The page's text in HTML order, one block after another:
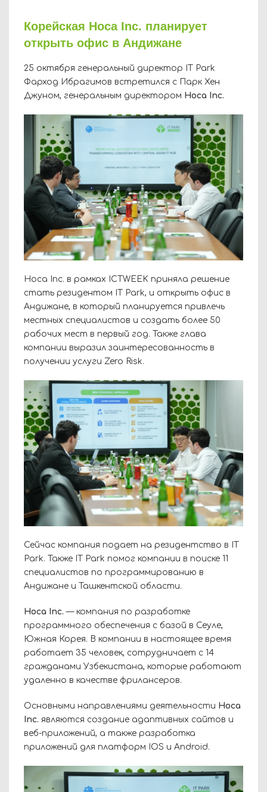
Корейская Hoca Inc. планирует
открыть офис в Андижане
25 октября генеральный директор IT Park
Фарход Ибрагимов встретился с Парк Хен
Джуном, генеральным директором Hoca Inc.
Hoca Inc. в рамках ICTWEEK приняла решение
стать резидентом IT Park, и открыть офис в
Андижане, в который планируется привлечь
местных специалистов и создать более 50
рабочих мест в первый год. Также глава
компании выразил заинтересованность в
получении услуги Zero Risk.
Сейчас компания подает на резидентство в IT
Park. Также IT Park помог компании в поиске 11
специалистов по программированию в
Андижане и Ташкентской области.
Hoca Inc. — компания по разработке
программного обеспечения с базой в Сеуле,
Южная Корея. В компании в настоящее время
работает 35 человек, сотрудничает с 14
гражданами Узбекистана, которые работают
удаленно в качестве фрилансеров.
Основными направлениями деятельности Hoca
Inc. являются создание адаптивных сайтов и
веб-приложений, а также разработка
приложений для платформ IOS и Android.